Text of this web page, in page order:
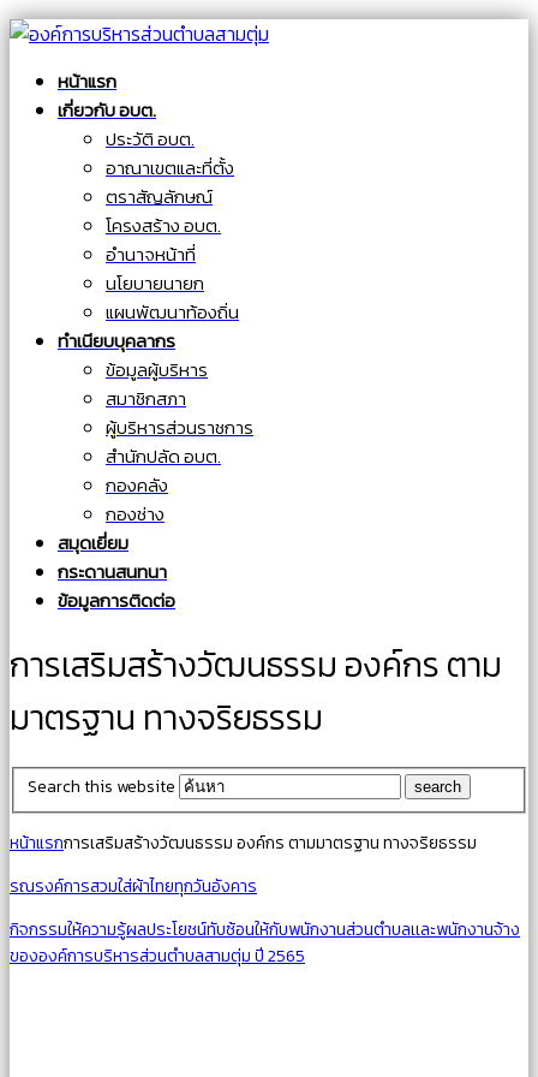
หน้าแรก
เกี่ยวกับ อบต.
ประวัติ อบต.
อาณาเขตและที่ตั้ง
ตราสัญลักษณ์
โครงสร้าง อบต.
อำนาจหน้าที่
นโยบายนายก
แผนพัฒนาท้องถิ่น
ทำเนียบบุคลากร
ข้อมูลผู้บริหาร
สมาชิกสภา
ผู้บริหารส่วนราชการ
สำนักปลัด อบต.
กองคลัง
กองช่าง
สมุดเยี่ยม
กระดานสนทนา
ข้อมูลการติดต่อ
การเสริมสร้างวัฒนธรรม องค์กร ตาม
มาตรฐาน ทางจริยธรรม
Search this website
หน้าแรกการเสริมสร้างวัฒนธรรม องค์กร ตามมาตรฐาน ทางจริยธรรม
รณรงค์การสวมใส่ผ้าไทยทุกวันอังคาร
กิจกรรมให้ความรู้ผลประโยชน์ทับซ้อนให้กับพนักงานส่วนตำบลเเละพนักงานจ้าง
ขององค์การบริหารส่วนตำบลสามตุ่ม ปี 2565